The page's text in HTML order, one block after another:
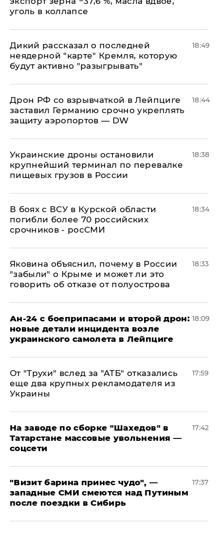
уголь в коллапсе
Дикий рассказал о последней
неядерной "карте" Кремля, которую
будут активно "разыгрывать"
18:49
​Дрон РФ со взрывчаткой в Лейпциге
заставил Германию срочно укреплять
защиту аэропортов — DW
18:44
Украинские дроны остановили
крупнейший терминал по перевалке
пищевых грузов в России
18:38
В боях с ВСУ в Курской области
погибли более 70 российских
срочников - росСМИ
18:34
Яковина объяснил, почему в России
"забыли" о Крыме и может ли это
говорить об отказе от полуострова
18:33
Ан-24 с боеприпасами и второй дрон:
новые детали инцидента возле
украинского самолета в Лейпциге
18:09
От "Трухи" вслед за "АТБ" отказались
еще два крупных рекламодателя из
Украины
17:59
На заводе по сборке "Шахедов" в
Татарстане массовые увольнения —
соцсети
17:42
"Визит барина принес чудо", —
западные СМИ смеются над Путиным
после поездки в Сибирь
17:37